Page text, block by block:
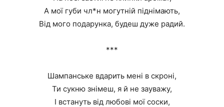
А мої губи чл*н могутній піднімають,
Від мого подарунка, будеш дуже радий.
***
Шампанське вдарить мені в скроні,
Ти сукню знімеш, я й не зауважу,
І встануть від любові мої соски,